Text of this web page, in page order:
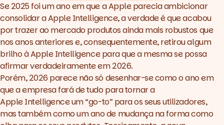
Se 2025 foi um ano em que a Apple parecia ambicionar
consolidar a Apple Intelligence, a verdade é que acabou
por trazer ao mercado produtos ainda mais robustos que
nos anos anteriores e, consequentemente, retirou algum
brilho à Apple Intelligence para que a mesma se possa
afirmar verdadeiramente em 2026.
Porém, 2026 parece não só desenhar-se como o ano em
que a empresa fará de tudo para tornar a
Apple Intelligenceum “go-to” para os seus utilizadores,
mas também como um ano de mudança na forma como